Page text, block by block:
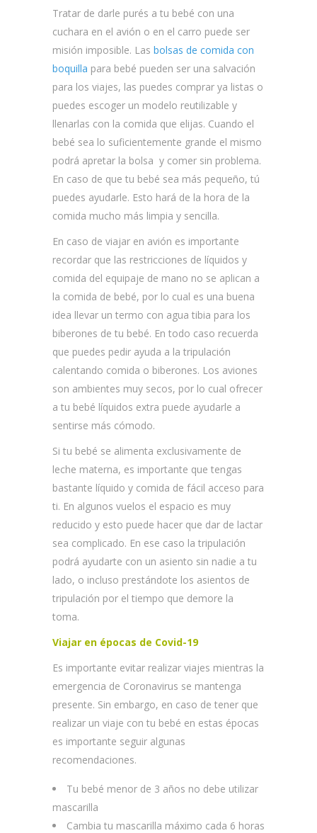
Tratar de darle purés a tu bebé con una
cuchara en el avión o en el carro puede ser
misión imposible. Las bolsas de comida con
boquilla para bebé pueden ser una salvación
para los viajes, las puedes comprar ya listas o
puedes escoger un modelo reutilizable y
llenarlas con la comida que elijas. Cuando el
bebé sea lo suficientemente grande el mismo
podrá apretar la bolsa y comer sin problema.
En caso de que tu bebé sea más pequeño, tú
puedes ayudarle. Esto hará de la hora de la
comida mucho más limpia y sencilla.
En caso de viajar en avión es importante
recordar que las restricciones de líquidos y
comida del equipaje de mano no se aplican a
la comida de bebé, por lo cual es una buena
idea llevar un termo con agua tibia para los
biberones de tu bebé. En todo caso recuerda
que puedes pedir ayuda a la tripulación
calentando comida o biberones. Los aviones
son ambientes muy secos, por lo cual ofrecer
a tu bebé líquidos extra puede ayudarle a
sentirse más cómodo.
Si tu bebé se alimenta exclusivamente de
leche materna, es importante que tengas
bastante líquido y comida de fácil acceso para
ti. En algunos vuelos el espacio es muy
reducido y esto puede hacer que dar de lactar
sea complicado. En ese caso la tripulación
podrá ayudarte con un asiento sin nadie a tu
lado, o incluso prestándote los asientos de
tripulación por el tiempo que demore la
toma.
Viajar en épocas de Covid-19
Es importante evitar realizar viajes mientras la
emergencia de Coronavirus se mantenga
presente. Sin embargo, en caso de tener que
realizar un viaje con tu bebé en estas épocas
es importante seguir algunas
recomendaciones.
Tu bebé menor de 3 años no debe utilizar
mascarilla
Cambia tu mascarilla máximo cada 6 horas